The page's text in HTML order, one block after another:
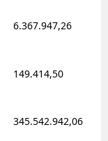
6.367.947,26
149.414,50
345.542.942,06